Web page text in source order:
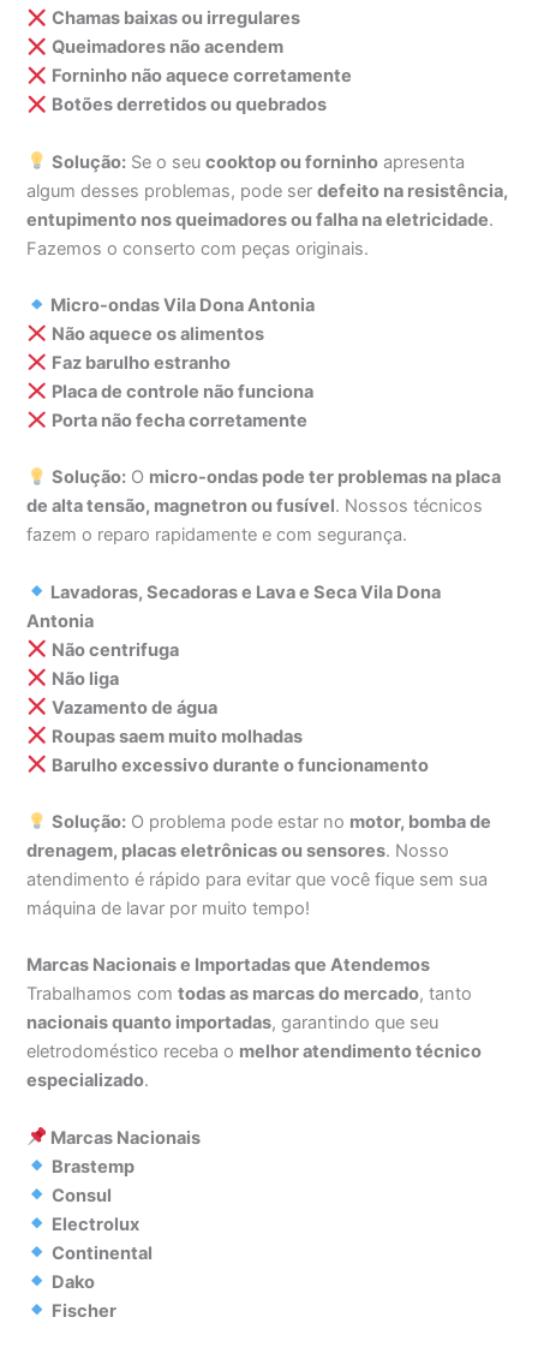
Chamas baixas ou irregulares
Queimadores não acendem
Forninho não aquece corretamente
Botões derretidos ou quebrados
Solução: Se o seucooktop ou forninho apresenta
algum desses problemas, pode serdefeito na resistência,
entupimento nos queimadores ou falha na eletricidade.
Fazemos o conserto com peças originais.
Micro-ondas Vila Dona Antonia
Não aquece os alimentos
Faz barulho estranho
Placa de controle não funciona
Porta não fecha corretamente
Solução: O micro-ondas pode ter problemas na placa
de alta tensão, magnetron ou fusível. Nossos técnicos
fazem o reparo rapidamente e com segurança.
Lavadoras, Secadoras e Lava e Seca Vila Dona
Antonia
Não centrifuga
Não liga
Vazamento de água
Roupas saem muito molhadas
Barulho excessivo durante o funcionamento
Solução: O problema pode estar no motor, bomba de
drenagem, placas eletrônicas ou sensores. Nosso
atendimento é rápido para evitar que você fique sem sua
máquina de lavar por muito tempo!
Marcas Nacionais e Importadas que Atendemos
Trabalhamos comtodas as marcas do mercado, tanto
nacionais quanto importadas, garantindo que seu
eletrodoméstico receba o melhor atendimento técnico
especializado.
Marcas Nacionais
Brastemp
Consul
Electrolux
Continental
Dako
Fischer